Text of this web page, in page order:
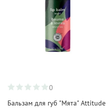
0
Бальзам для губ "Мята" Attitude